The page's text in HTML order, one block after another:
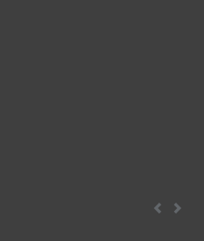
Zurück